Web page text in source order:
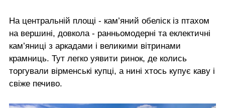
На центральній площі - кам’яний обеліск із птахом
на вершині, довкола - ранньомодерні та еклектичні
кам’яниці з аркадами і великими вітринами
крамниць. Тут легко уявити ринок, де колись
торгували вірменські купці, а нині хтось купує каву і
свіже печиво.